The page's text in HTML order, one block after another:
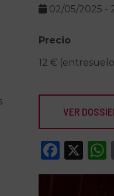
02/05/2025 -
Precio
12 €
VER
X